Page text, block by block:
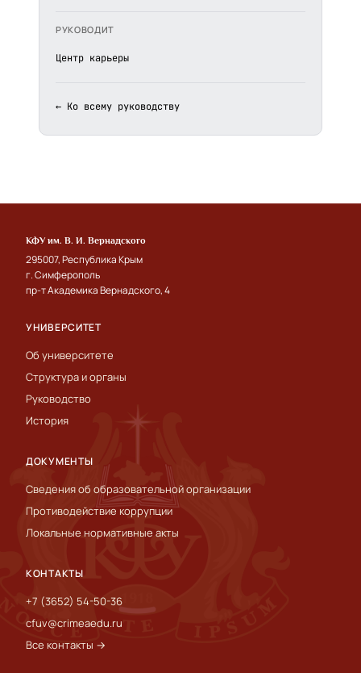
РУКОВОДИТ
Центр карьеры
← Ко всему руководству
КФУ им. В. И. Вернадского
295007, Республика Крым
г. Симферополь
пр-т Академика Вернадского, 4
УНИВЕРСИТЕТ
Об университете
Структура и органы
Руководство
История
ДОКУМЕНТЫ
Сведения об образовательной организации
Противодействие коррупции
Локальные нормативные акты
КОНТАКТЫ
+7 (3652) 54-50-36
cfuv@crimeaedu.ru
Все контакты →